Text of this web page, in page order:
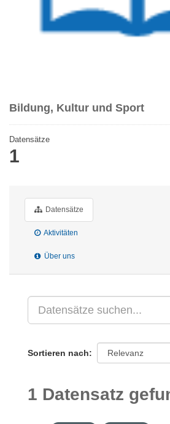
Bildung, Kultur und Sport
Datensätze
1
Datensätze
Aktivitäten
Über uns
Sortieren nach
1 Datensatz